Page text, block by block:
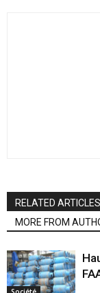
RELATED ARTICLES
MORE FROM